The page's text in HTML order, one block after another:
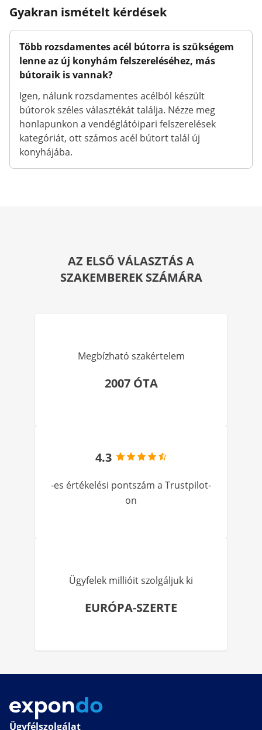
Gyakran ismételt kérdések
Több rozsdamentes acél bútorra is szükségem
lenne az új konyhám felszereléséhez, más
bútoraik is vannak?
Igen, nálunk rozsdamentes acélból készült
bútorok széles választékát találja. Nézze meg
honlapunkon a vendéglátóipari felszerelések
kategóriát, ott számos acél bútort talál új
konyhájába.
AZ ELSŐ VÁLASZTÁS A
SZAKEMBEREK SZÁMÁRA
Megbízható szakértelem
2007 ÓTA
4.3
-es értékelési pontszám a Trustpilot-
on
Ügyfelek millióit szolgáljuk ki
EURÓPA-SZERTE
Ügyfélszolgálat